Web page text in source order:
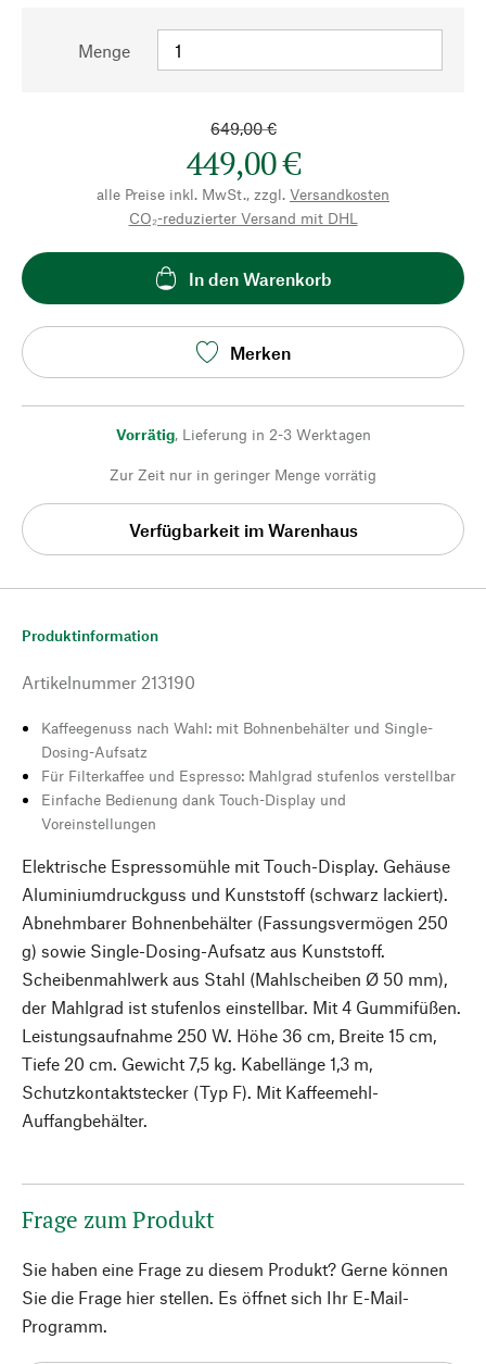
Menge
649,00 €
449,00 €
alle Preise inkl. MwSt., zzgl. Versandkosten
CO₂-reduzierter Versand mit DHL
In den Warenkorb
Merken
Vorrätig, Lieferung in 2-3 Werktagen
Zur Zeit nur in geringer Menge vorrätig
Verfügbarkeit im Warenhaus
Produktinformation
Artikelnummer 213190
Kaffeegenuss nach Wahl: mit Bohnenbehälter und Single-
Dosing-Aufsatz
Für Filterkaffee und Espresso: Mahlgrad stufenlos verstellbar
Einfache Bedienung dank Touch-Display und
Voreinstellungen
Elektrische Espressomühle mit Touch-Display. Gehäuse
Aluminiumdruckguss und Kunststoff (schwarz lackiert).
Abnehmbarer Bohnenbehälter (Fassungsvermögen 250
g) sowie Single-Dosing-Aufsatz aus Kunststoff.
Scheibenmahlwerk aus Stahl (Mahlscheiben Ø 50 mm),
der Mahlgrad ist stufenlos einstellbar. Mit 4 Gummifüßen.
Leistungsaufnahme 250 W. Höhe 36 cm, Breite 15 cm,
Tiefe 20 cm. Gewicht 7,5 kg. Kabellänge 1,3 m,
Schutzkontaktstecker (Typ F). Mit Kaffeemehl-
Auffangbehälter.
Frage zum Produkt
Sie haben eine Frage zu diesem Produkt? Gerne können
Sie die Frage hier stellen. Es öffnet sich Ihr E-Mail-
Programm.